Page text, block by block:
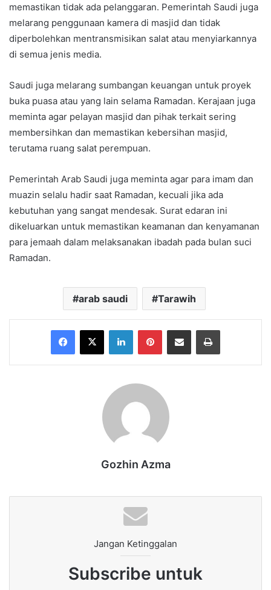
memastikan tidak ada pelanggaran. Pemerintah Saudi juga
melarang penggunaan kamera di masjid dan tidak
diperbolehkan mentransmisikan salat atau menyiarkannya
di semua jenis media.
Saudi juga melarang sumbangan keuangan untuk proyek
buka puasa atau yang lain selama Ramadan. Kerajaan juga
meminta agar pelayan masjid dan pihak terkait sering
membersihkan dan memastikan kebersihan masjid,
terutama ruang salat perempuan.
Pemerintah Arab Saudi juga meminta agar para imam dan
muazin selalu hadir saat Ramadan, kecuali jika ada
kebutuhan yang sangat mendesak. Surat edaran ini
dikeluarkan untuk memastikan keamanan dan kenyamanan
para jemaah dalam melaksanakan ibadah pada bulan suci
Ramadan.
arab saudi Tarawih
Facebook
X LinkedInPinterestShare via Email Print
Gozhin Azma
Jangan Ketinggalan
Subscribe untuk